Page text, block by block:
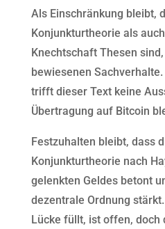
Als Einschränkung bleibt,
Konjunkturtheorie als
Knechtschaft Thesen
bewiesenen
trifft dieser Text keine
Übertragung auf Bitcoin
Festzuhalten bleibt, dass
Konjunkturtheorie nach
gelenkten Geldes betont
dezentrale Ordnung
Lücke füllt, ist offen, doch